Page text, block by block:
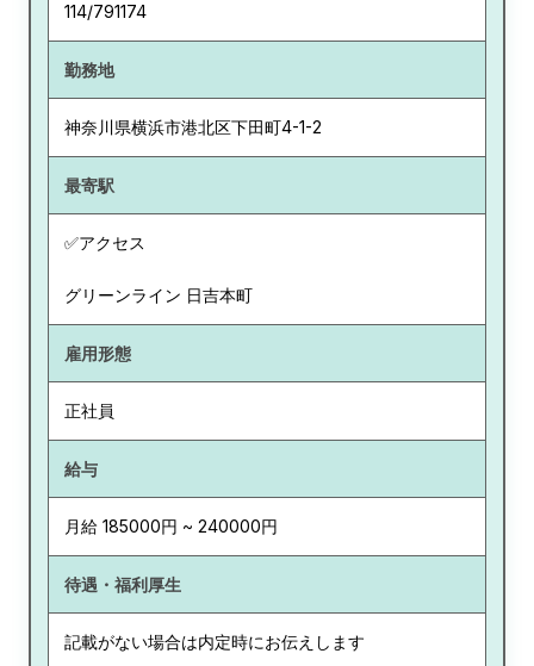
114/791174
勤務地
神奈川県横浜市港北区下田町4-1-2
最寄駅
✅アクセス
グリーンライン 日吉本町
雇用形態
正社員
給与
月給 185000円 ~ 240000円
待遇・福利厚生
記載がない場合は内定時にお伝えします